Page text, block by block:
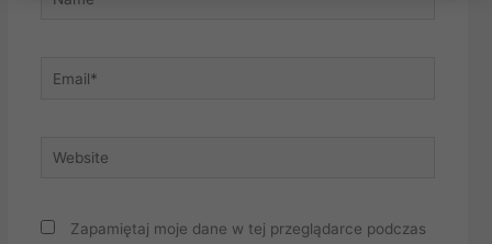
Email*
Website
Zapamiętaj moje dane w tej przeglądarce podczas